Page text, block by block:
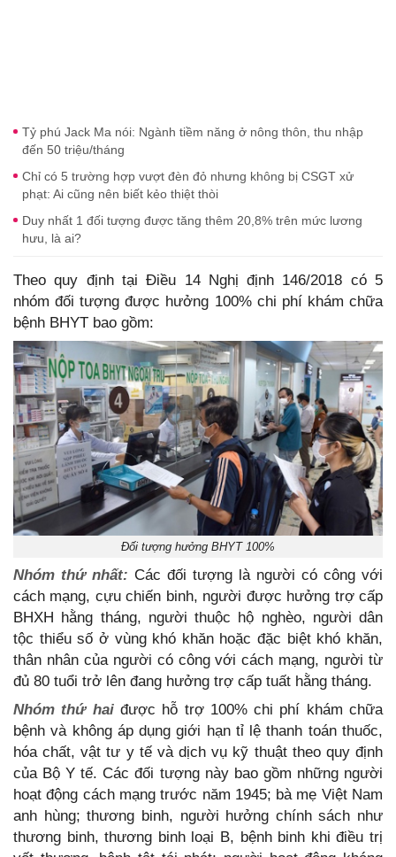
Tỷ phú Jack Ma nói: Ngành tiềm năng ở nông thôn, thu nhập
đến 50 triệu/tháng
Chỉ có 5 trường hợp vượt đèn đỏ nhưng không bị CSGT xử
phạt: Ai cũng nên biết kẻo thiệt thòi
Duy nhất 1 đối tượng được tăng thêm 20,8% trên mức lương
hưu, là ai?
Theo quy định tại Điều 14 Nghị định 146/2018 có 5
nhóm đối tượng được hưởng 100% chi phí khám chữa
bệnh BHYT bao gồm:
Đối tượng hưởng BHYT 100%
Nhóm thứ nhất: Các đối tượng là người có công với
cách mạng, cựu chiến binh, người được hưởng trợ cấp
BHXH hằng tháng, người thuộc hộ nghèo, người dân
tộc thiểu số ở vùng khó khăn hoặc đặc biệt khó khăn,
thân nhân của người có công với cách mạng, người từ
đủ 80 tuổi trở lên đang hưởng trợ cấp tuất hằng tháng.
Nhóm thứ haiđược hỗ trợ 100% chi phí khám chữa
bệnh và không áp dụng giới hạn tỉ lệ thanh toán thuốc,
hóa chất, vật tư y tế và dịch vụ kỹ thuật theo quy định
của Bộ Y tế. Các đối tượng này bao gồm những người
hoạt động cách mạng trước năm 1945; bà mẹ Việt Nam
anh hùng; thương binh, người hưởng chính sách như
thương binh, thương binh loại B, bệnh binh khi điều trị